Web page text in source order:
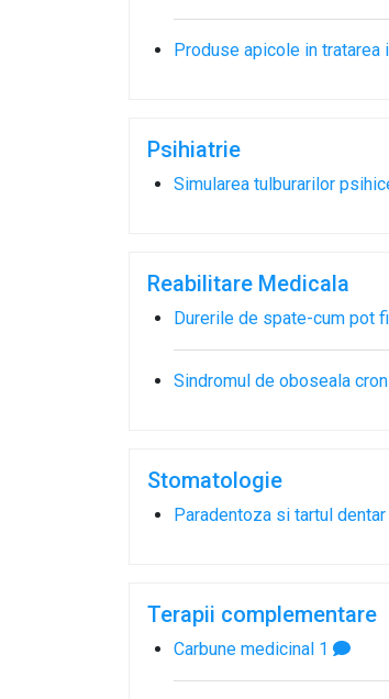
Produse apicole in
Psihiatrie
Simularea tulburarilor
Reabilitare Medicala
Durerile de spate-cum pot
Sindromul de oboseala
Stomatologie
Paradentoza si tartul dentar
Terapii complementare
Carbune medicinal 1